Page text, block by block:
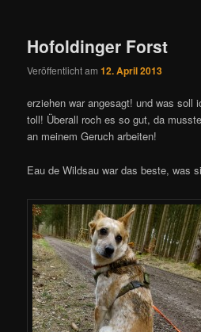
Hofoldinger Forst
Veröffentlicht am12. April 2013
erziehen war angesagt! und was soll
toll! Überall roch es so gut, da
an meinem Geruch arbeiten!
Eau de Wildsau war das beste, was